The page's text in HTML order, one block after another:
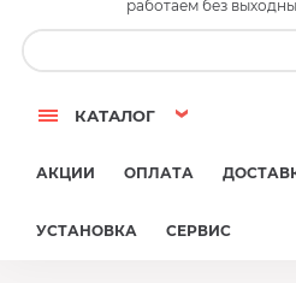
работаем без
КАТАЛОГ
АКЦИИ ОПЛАТА
УСТАНОВКА СЕРВИС